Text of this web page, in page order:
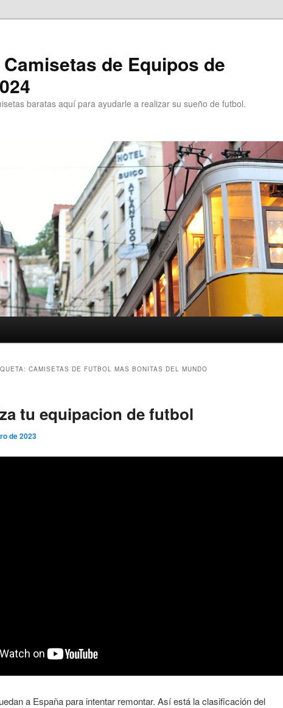
de Equipos de
baratas aquí para ayudarle a realizar su sueño de futbol.
CAMISETAS DE FUTBOL MAS BONITAS DEL MUNDO
tu equipacion de futbol
de 2023
a España para intentar remontar. Así está la clasificación del